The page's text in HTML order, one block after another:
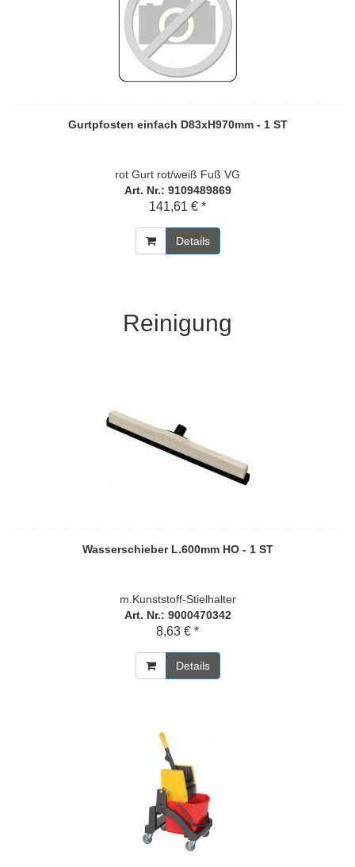
Gurtpfosten einfach D83xH970mm - 1 ST
rot Gurt rot/weiß Fuß VG
Art. Nr.: 9109489869
141,61 € *
Details
Reinigung
Wasserschieber L.600mm HO - 1 ST
m.Kunststoff-Stielhalter
Art. Nr.: 9000470342
8,63 € *
Details